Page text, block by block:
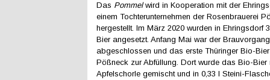
Das Pommelwird in Kooperation mit der
einem Tochterunternehmen der Rosenbrauerei
hergestellt. Im März 2020 wurden in Ehringsdorf
Bier angesetzt. Anfang Mai war der Brauvorgang
abgeschlossen und das erste Thüringer Bio-
Pößneck zur Abfüllung. Dort wurde das Bio-Bier
Apfelschorle gemischt und in 0,33 l Steini-